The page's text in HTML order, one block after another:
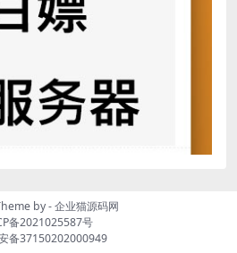
by -企业猫源码网
备2021025587号
备37150202000949